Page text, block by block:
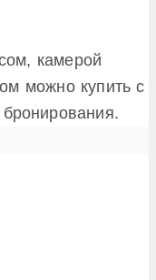
камерой
можно купить с